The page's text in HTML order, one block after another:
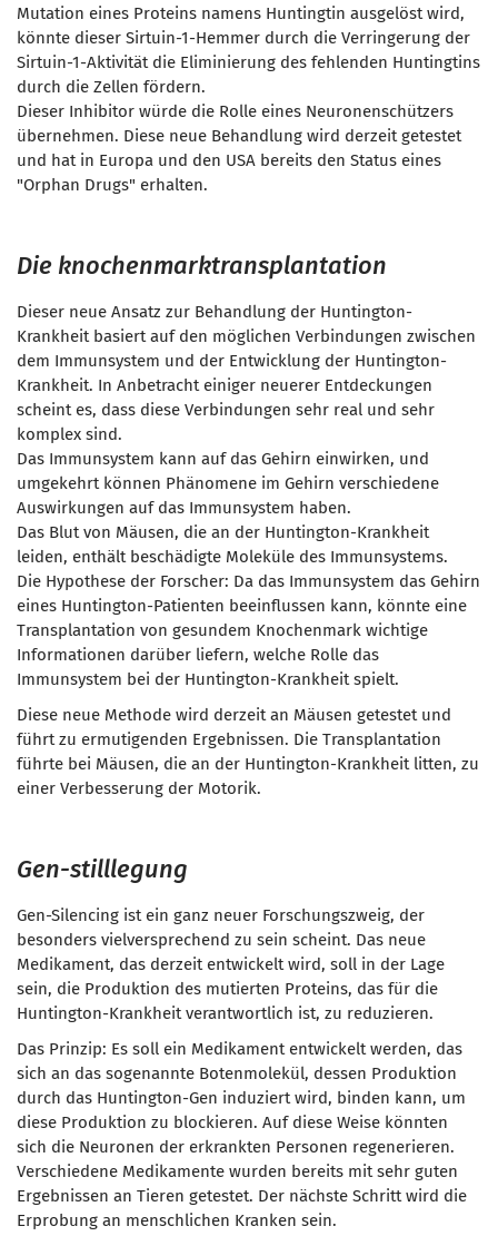
Mutation eines Proteins namens Huntingtin ausgelöst wird,
könnte dieser Sirtuin-1-Hemmer durch die Verringerung der
Sirtuin-1-Aktivität die Eliminierung des fehlenden Huntingtins
durch die Zellen fördern.
Dieser Inhibitor würde die Rolle eines Neuronenschützers
übernehmen. Diese neue Behandlung wird derzeit getestet
und hat in Europa und den USA bereits den Status eines
"Orphan Drugs" erhalten.
Die knochenmarktransplantation
Dieser neue Ansatz zur Behandlung der Huntington-
Krankheit basiert auf den möglichen Verbindungen zwischen
dem Immunsystem und der Entwicklung der Huntington-
Krankheit. In Anbetracht einiger neuerer Entdeckungen
scheint es, dass diese Verbindungen sehr real und sehr
komplex sind.
Das Immunsystem kann auf das Gehirn einwirken, und
umgekehrt können Phänomene im Gehirn verschiedene
Auswirkungen auf das Immunsystem haben.
Das Blut von Mäusen, die an der Huntington-Krankheit
leiden, enthält beschädigte Moleküle des Immunsystems.
Die Hypothese der Forscher: Da das Immunsystem das Gehirn
eines Huntington-Patienten beeinflussen kann, könnte eine
Transplantation von gesundem Knochenmark wichtige
Informationen darüber liefern, welche Rolle das
Immunsystem bei der Huntington-Krankheit spielt.
Diese neue Methode wird derzeit an Mäusen getestet und
führt zu ermutigenden Ergebnissen. Die Transplantation
führte bei Mäusen, die an der Huntington-Krankheit litten, zu
einer Verbesserung der Motorik.
Gen-stilllegung
Gen-Silencing ist ein ganz neuer Forschungszweig, der
besonders vielversprechend zu sein scheint. Das neue
Medikament, das derzeit entwickelt wird, soll in der Lage
sein, die Produktion des mutierten Proteins, das für die
Huntington-Krankheit verantwortlich ist, zu reduzieren.
Das Prinzip: Es soll ein Medikament entwickelt werden, das
sich an das sogenannte Botenmolekül, dessen Produktion
durch das Huntington-Gen induziert wird, binden kann, um
diese Produktion zu blockieren. Auf diese Weise könnten
sich die Neuronen der erkrankten Personen regenerieren.
Verschiedene Medikamente wurden bereits mit sehr guten
Ergebnissen an Tieren getestet. Der nächste Schritt wird die
Erprobung an menschlichen Kranken sein.